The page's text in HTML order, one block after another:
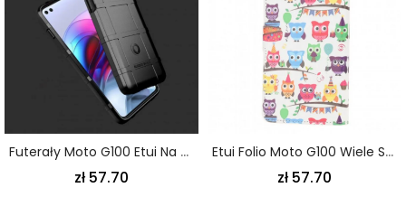
Futerały Moto G100 Etui Na Telefon Wytrzymała Tarcza
zł 57.70
Etui Folio Moto G100 Wiele Sów
zł 57.70